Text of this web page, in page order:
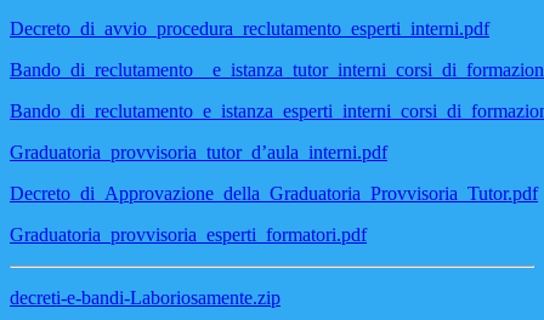
Decreto_di_avvio_procedura_reclutamento_esperti_interni.pdf
Graduatoria_provvisoria_tutor_d’aula_interni.pdf
Decreto_di_Approvazione_della_Graduatoria_Provvisoria_Tutor.pdf
Graduatoria_provvisoria_esperti_formatori.pdf
decreti-e-bandi-Laboriosamente.zip